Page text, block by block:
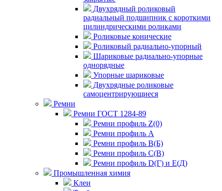
Двухрядный роликовый
радиальный подшипник с короткими
цилиндрическими роликами
Роликовые конические
Роликовый радиально-упорный
Шариковые радиально-упорные
однорядные
Упорные шариковые
Двухрядные роликовые
самоцентрирующиеся
Ремни
Ремни ГОСТ 1284-89
Ремни профиль Z(0)
Ремни профиль А
Ремни профиль В(Б)
Ремни профиль С(В)
Ремни профиль D(Г) и E(Д)
Промышленная химия
Клеи